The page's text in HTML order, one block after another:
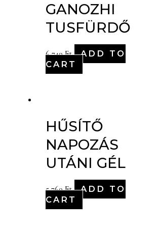
GANOZHI
TUSFÜRDŐ
6,740Ft
ADD TO
CART
HŰSÍTŐ
NAPOZÁS
UTÁNI GÉL
5,760Ft
ADD TO
CART